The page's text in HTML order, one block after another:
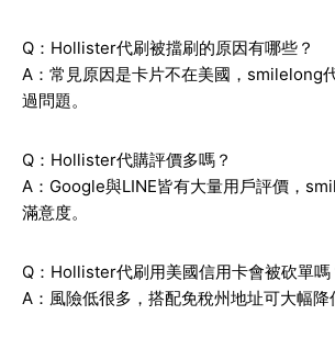
Q：Hollister代刷被擋刷的原因有哪些？
A：常見原因是卡片不在美國，smilelong
過問題。
Q：Hollister代購評價多嗎？
A：Google與LINE皆有大量用戶評價，
滿意度。
Q：Hollister代刷用美國信用卡會被砍單嗎
A：風險低很多，搭配免稅州地址可大幅降